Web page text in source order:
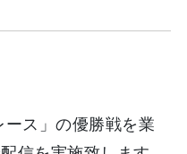
ス」の優勝戦を業